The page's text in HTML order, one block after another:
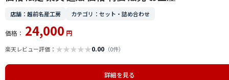
店舗：越前名産工房 カテゴリ：セット・詰め合わせ
価格： 24,000 円
楽天レビュー評価： ★★★★★0.00 （0件）
詳細を見る